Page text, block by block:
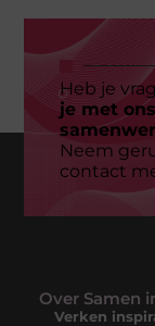
Heb je
je met ons
Neem
contact
Over Samen
Verken